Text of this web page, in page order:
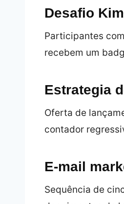
Desafio
Participantes
recebem um
Estrategia
Oferta de
contador
E‑mail
Sequência de